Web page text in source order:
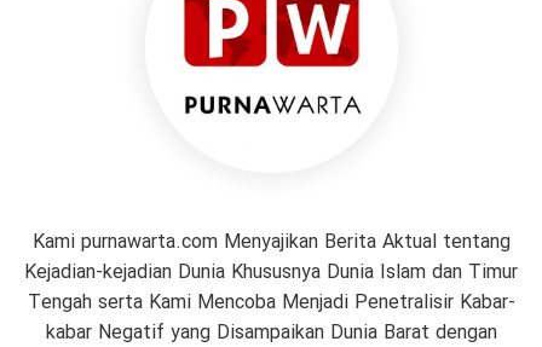
Kami purnawarta.com Menyajikan Berita Aktual tentang
Kejadian-kejadian Dunia Khususnya Dunia Islam dan Timur
Tengah serta Kami Mencoba Menjadi Penetralisir Kabar-
kabar Negatif yang Disampaikan Dunia Barat dengan